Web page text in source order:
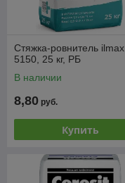
Стяжка-ровнитель ilmax
5150, 25 кг, РБ
В наличии
8,80 руб.
Купить